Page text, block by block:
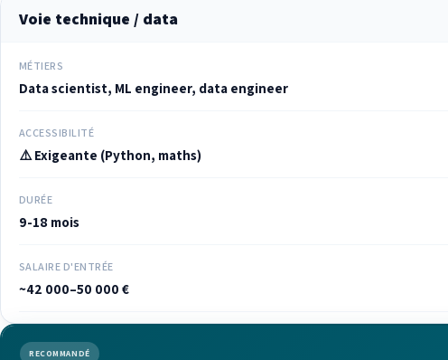
Voie technique / data
MÉTIERS
Data scientist, ML engineer, data engineer
ACCESSIBILITÉ
⚠️ Exigeante (Python, maths)
DURÉE
9-18 mois
SALAIRE D'ENTRÉE
~42 000–50 000 €
RECOMMANDÉ